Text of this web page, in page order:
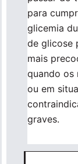
para
glicemia
de glicose
mais
quando os
ou em
graves.